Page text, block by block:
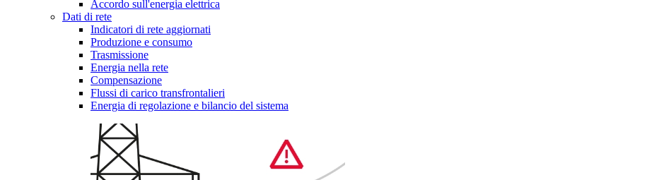
Accordo sull'energia elettrica
Dati di rete
Indicatori di rete aggiornati
Produzione e consumo
Trasmissione
Energia nella rete
Compensazione
Flussi di carico transfrontalieri
Energia di regolazione e bilancio del sistema